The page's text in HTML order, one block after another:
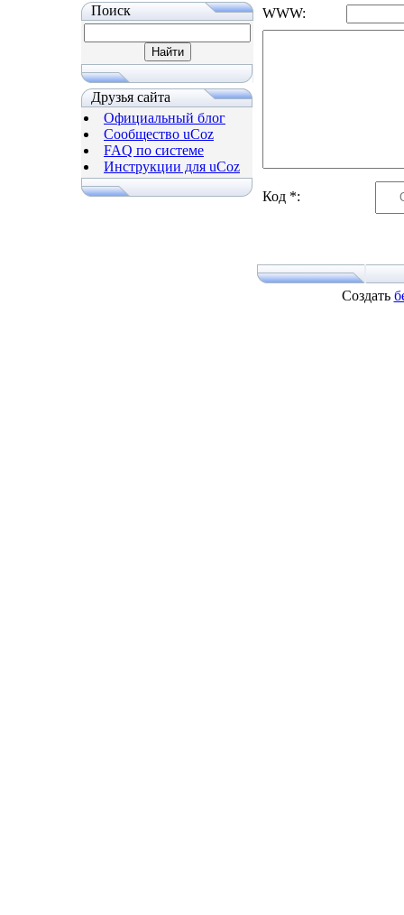
Поиск
Друзья сайта
Официальный блог
Сообщество uCoz
FAQ по системе
Инструкции для uCoz
WWW:
Код *:
Создать